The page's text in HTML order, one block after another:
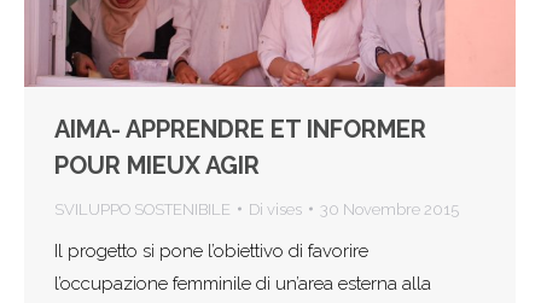
AIMA- APPRENDRE ET INFORMER
POUR MIEUX AGIR
SVILUPPO SOSTENIBILE Di vises 30 Novembre 2015
Il progetto si pone l’obiettivo di favorire
l’occupazione femminile di un’area esterna alla